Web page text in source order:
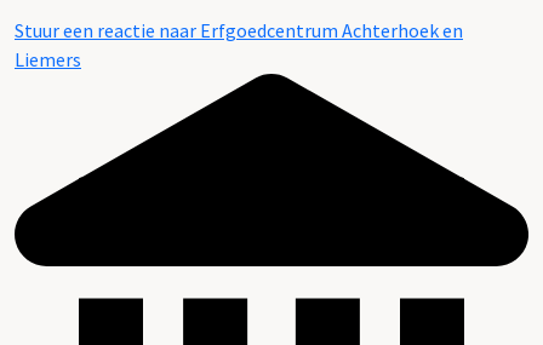
Stuur een reactie naar Erfgoedcentrum Achterhoek en
Liemers